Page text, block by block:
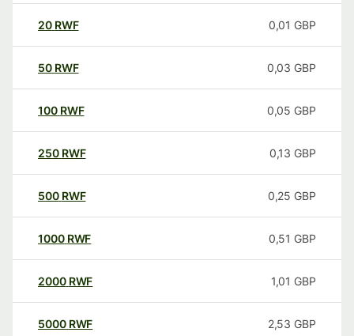
20 RWF 0,01 GBP
50 RWF 0,03 GBP
100 RWF 0,05 GBP
250 RWF 0,13 GBP
500 RWF 0,25 GBP
1000 RWF 0,51 GBP
2000 RWF 1,01 GBP
5000 RWF 2,53 GBP